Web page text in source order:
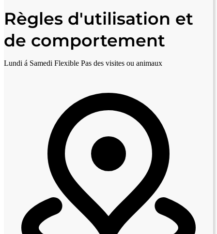
Règles d'utilisation et
de comportement
Lundi á Samedi Flexible Pas des visites ou animaux